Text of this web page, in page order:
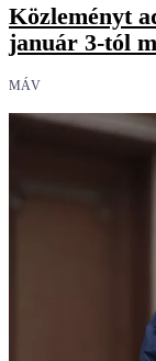
Közleményt
január 3-tól
MÁV